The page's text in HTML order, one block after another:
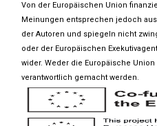
Von der Europäischen Union
Meinungen entsprechen jedoch
der Autoren und spiegeln nicht
oder der Europäischen
wider. Weder die Europäische
verantwortlich gemacht werden.